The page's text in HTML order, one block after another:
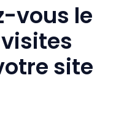
vous le
site